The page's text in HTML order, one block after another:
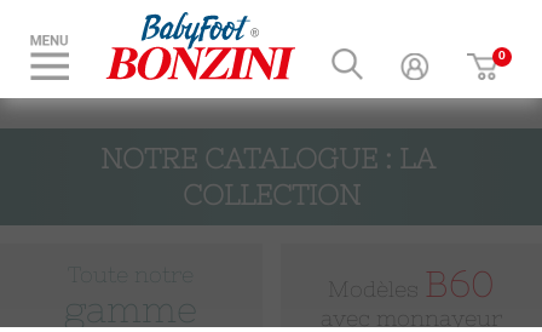
NOTRE CATALOGUE : LA
COLLECTION
gamme Modèles B60
avec monnayeur